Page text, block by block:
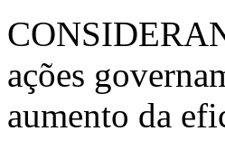
ações
aumento da